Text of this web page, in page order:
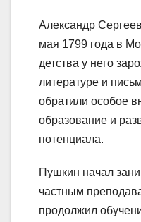
Александр
мая 1799 года в
детства у него
литературе и
обратили особое
образование и
потенциала.
Пушкин начал
частным
продолжил